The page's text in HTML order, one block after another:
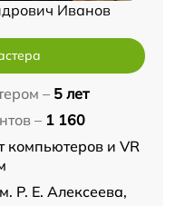
Иванов
– 5 лет
– 1 160
компьютеров и VR
Р. Е. Алексеева,